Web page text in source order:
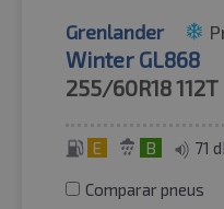
Grenlander
Winter GL868
255/60R18112T
E B 71
Comparar pneus